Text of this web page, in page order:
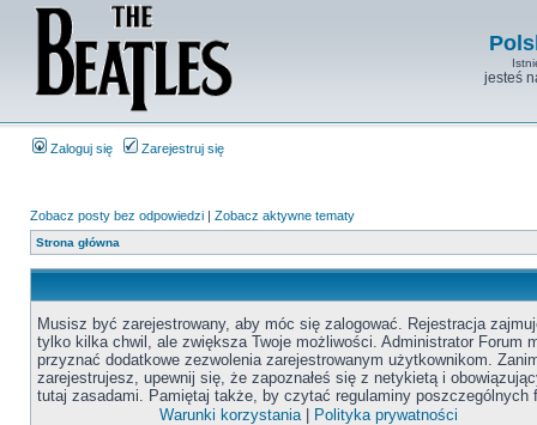
jesteś
Zaloguj się Zarejestruj się
Zobacz posty bez odpowiedzi | Zobacz aktywne tematy
Strona główna
Musisz być zarejestrowany, aby móc się zalogować. Rejestracja
tylko kilka chwil, ale zwiększa Twoje możliwości. Administrator Forum
przyznać dodatkowe zezwolenia zarejestrowanym użytkownikom.
zarejestrujesz, upewnij się, że zapoznałeś się z netykietą i
tutaj zasadami. Pamiętaj także, by czytać regulaminy poszczególnych
Warunki korzystania| Polityka prywatności